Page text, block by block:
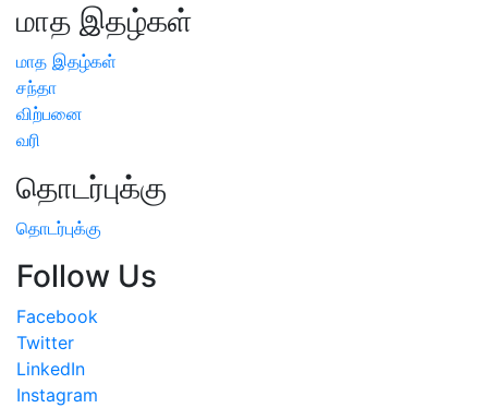
மாத இதழ்கள்
மாத இதழ்கள்
சந்தா
விற்பனை
வரி
தொடர்புக்கு
தொடர்புக்கு
Follow Us
Facebook
Twitter
LinkedIn
Instagram